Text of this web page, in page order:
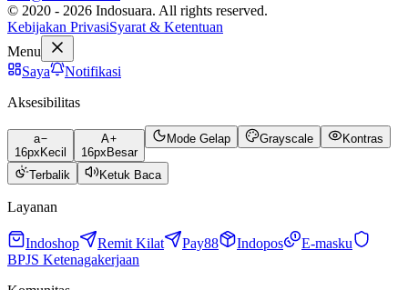
© 2020 - 2026 Indosuara. All rights reserved.
Kebijakan PrivasiSyarat & Ketentuan
Menu
Saya
Notifikasi
Aksesibilitas
a
16px Kecil
A
16px Besar
Mode Gelap Grayscale Kontras
Terbalik Ketuk Baca
Layanan
Indoshop Remit Kilat Pay88 Indopos
E-masku
BPJS Ketenagakerjaan